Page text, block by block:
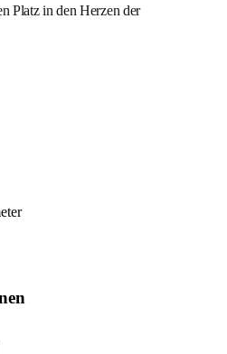
Platz in den Herzen der